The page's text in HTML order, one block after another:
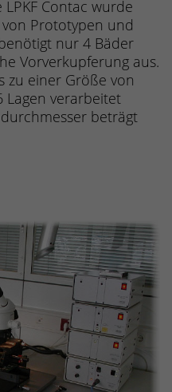
Contac wurde
Prototypen und
nur 4 Bäder
Vorverkupferung aus.
zu einer Größe von
Lagen verarbeitet
beträgt